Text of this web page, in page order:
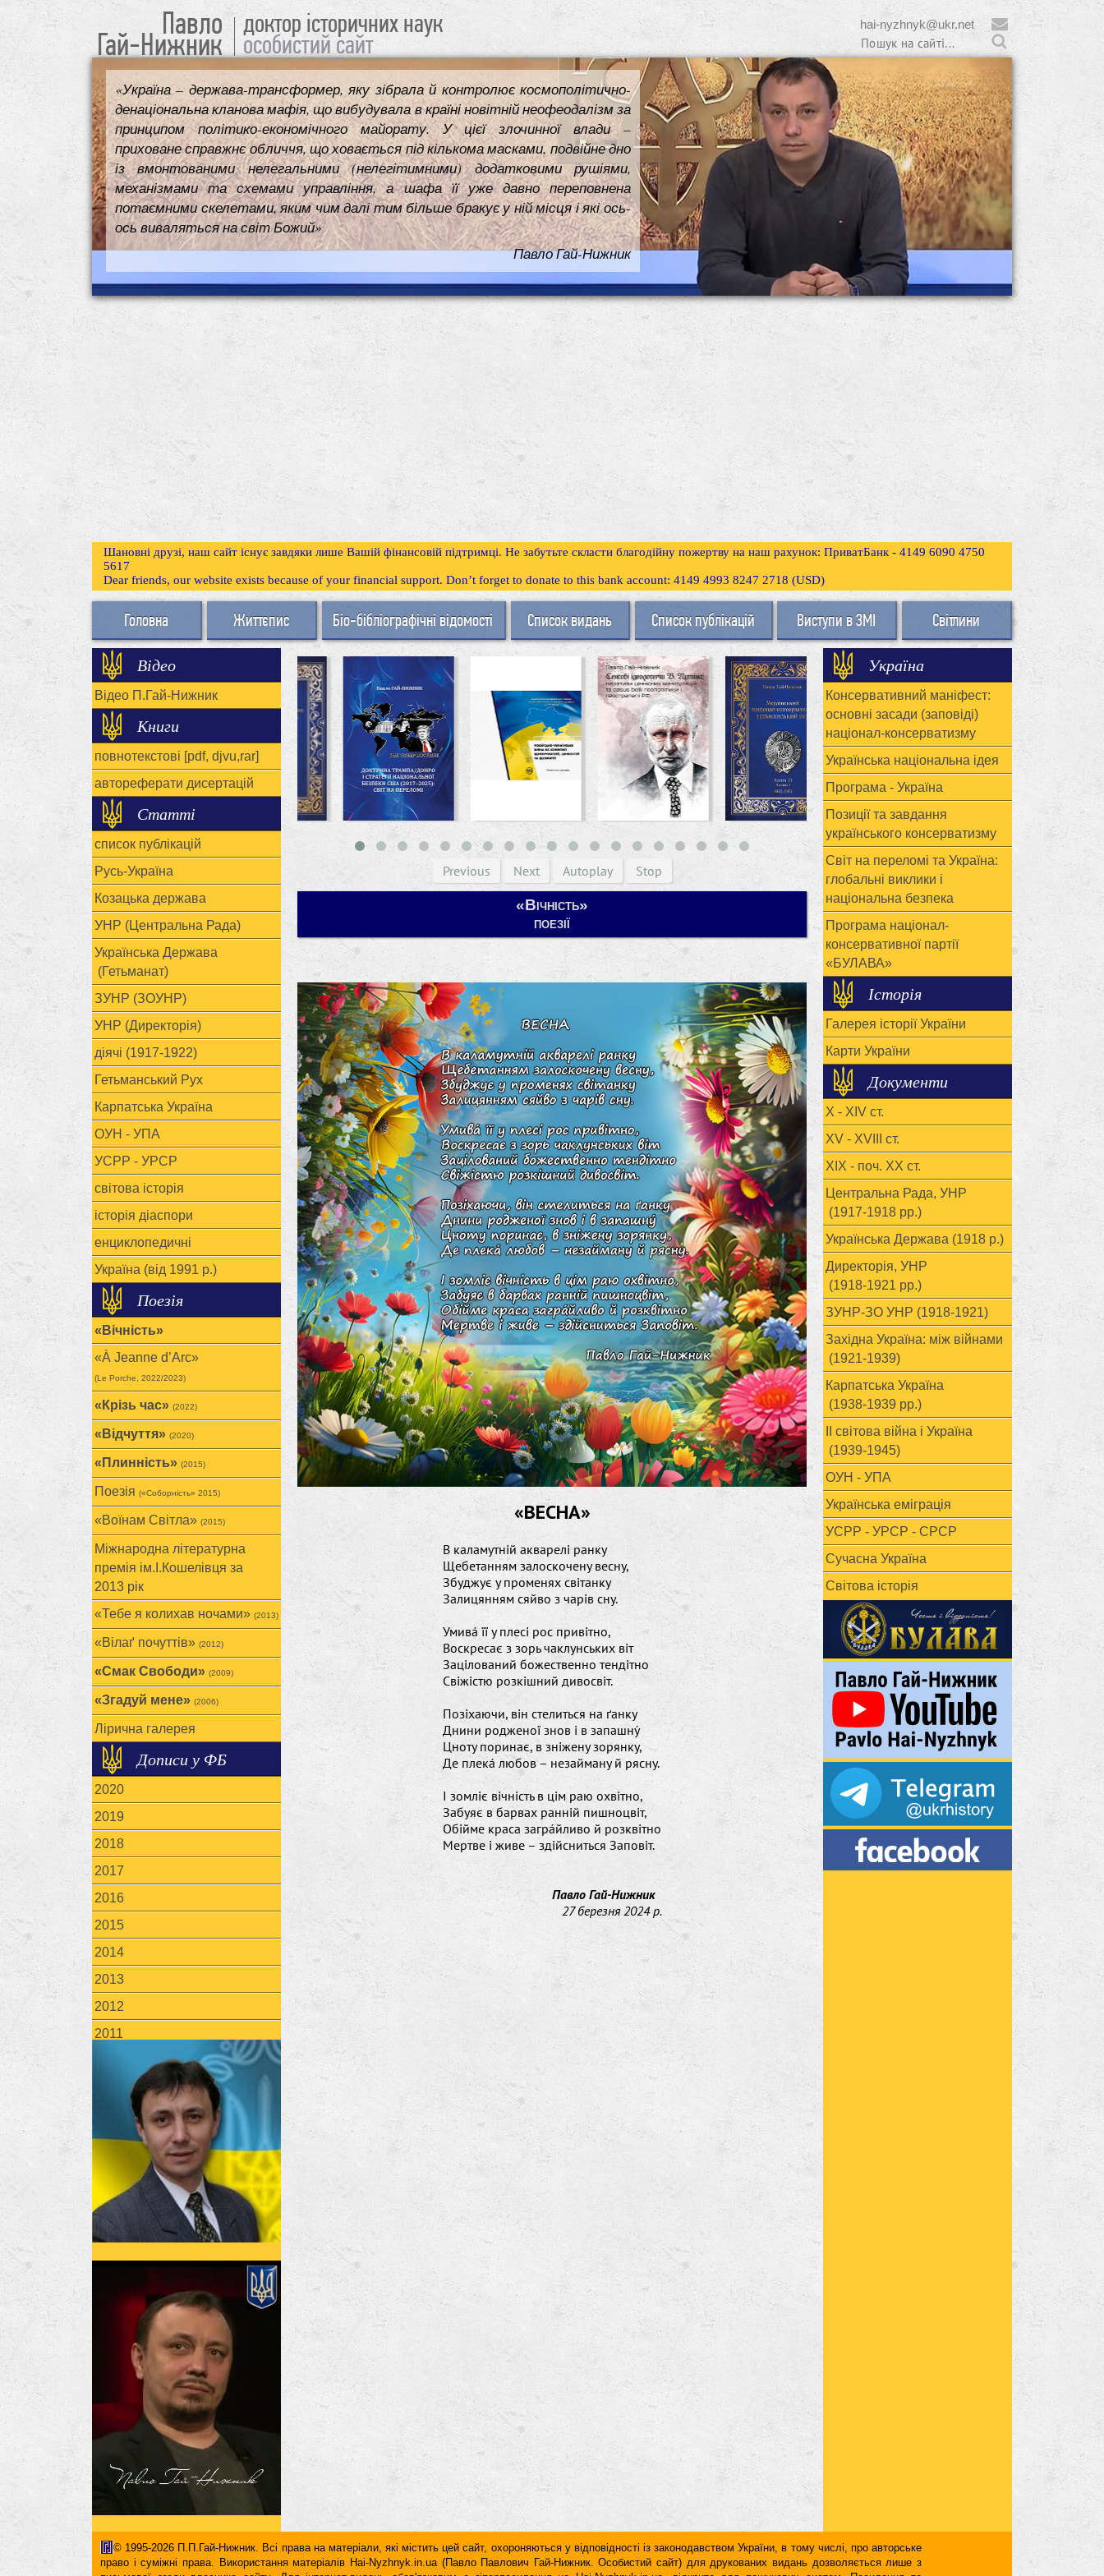
Павло
Гай-Нижник
доктор історичних наук
особистий сайт
hai-nyzhnyk@ukr.net
«Україна – держава-трансформер, яку зібрала й контролює космополітично-
денаціональна кланова мафія, що вибудувала в країні новітній неофеодалізм за
принципом політико-економічного майорату. У цієї злочинної влади –
приховане справжнє обличчя, що ховається під кількома масками, подвійне дно
із вмонтованими нелегальними (нелегітимними) додатковими рушіями,
механізмами та схемами управління, а шафа її уже давно переповнена
потаємними скелетами, яким чим далі тим більше бракує у ній місця і які ось-
ось виваляться на світ Божий»
Павло Гай-Нижник
Шановні друзі, наш сайт існує завдяки лише Вашій фінансовій підтримці. Не забутьте скласти благодійну пожертву на наш рахунок: ПриватБанк - 4149 6090 4750
5617
Dear friends, our website exists because of your financial support. Don’t forget to donate to this bank account: 4149 4993 8247 2718 (USD)
Головна Життєпис Біо-бібліографічні відомості Список видань Список публікацій Виступи в ЗМІ Світлини
Відео
Відео П.Гай-Нижник
Книги
повнотекстові [pdf, djvu,rar]
автореферати дисертацій
Статті
список публікацій
Русь-Україна
Козацька держава
УНР (Центральна Рада)
Українська Держава
(Гетьманат)
ЗУНР (ЗОУНР)
УНР (Директорія)
діячі (1917-1922)
Гетьманський Рух
Карпатська Україна
ОУН - УПА
УСРР - УРСР
світова історія
історія діаспори
енциклопедичні
Україна (від 1991 р.)
Поезія
«Вічність»
«À Jeanne d’Arc»
(Le Porche, 2022/2023)
«Крізь час» (2022)
«Відчуття» (2020)
«Плинність» (2015)
Поезія («Соборність» 2015)
«Воїнам Cвітла» (2015)
Міжнародна літературна
премія ім.І.Кошелівця за
2013 рік
«Тебе я колихав ночами» (2013)
«Вілаґ почуттів» (2012)
«Смак Свободи» (2009)
«Згадуй мене» (2006)
Лірична галерея
Дописи у ФБ
2020
2019
2018
2017
2016
2015
2014
2013
2012
2011
Previous Next Autoplay Stop
«Вічність»
поезії
«ВЕСНА»
В каламутній акварелі ранку
Щебетанням залоскочену весну,
Збуджує у променях світанку
Залицянням сяйво з чарів сну.
Умива́ її у плесі рос привітно,
Воскресає з зорь чаклунських віт
Зацілований божественно тендітно
Свіжістю розкішний дивосвіт.
Позіхаючи, він стелиться на ґанку
Днини родженої знов і в запашну́
Цноту поринає, в зніжену зорянку,
Де плека́ любов – незайману й рясну.
І зомліє вічність в цім раю охвітно,
Забуяє в барвах ранній пишноцвіт,
Обійме краса загра́йливо й розквітно
Мертве і живе – здійсниться Заповіт.
Павло Гай-Нижник
27 березня 2024 р.
Україна
Консервативний маніфест:
основні засади (заповіді)
націонал-консерватизму
Українська національна ідея
Програма - Україна
Позиції та завдання
українського консерватизму
Світ на переломі та Україна:
глобальні виклики і
національна безпека
Програма націонал-
консервативної партії
«БУЛАВА»
Історія
Галерея історії України
Карти України
Документи
X - XIV ст.
XV - XVIII ст.
ХІХ - поч. ХХ ст.
Центральна Рада, УНР
(1917-1918 рр.)
Українська Держава (1918 р.)
Директорія, УНР
(1918-1921 рр.)
ЗУНР-ЗО УНР (1918-1921)
Західна Україна: між війнами
(1921-1939)
Карпатська Україна
(1938-1939 рр.)
ІІ світова війна і Україна
(1939-1945)
ОУН - УПА
Українська еміграція
УСРР - УРСР - СРСР
Сучасна Україна
Світова історія
© 1995-2026 П.П.Гай-Нижник. Всі права на матеріали, які містить цей сайт, охороняються у відповідності із законодавством України, в тому числі, про авторське
право і суміжні права. Використання матерiалiв Hai-Nyzhnyk.in.ua (Павло Павлович Гай-Нижник. Особистий сайт) для друкованих видань дозволяється лише з
письмової згоди власника сайту. Для iнтернет-видань обов'язковим є гiперпосилання на Hai-Nyzhnyk.in.ua, відкрите для пошукових систем. Посилання та
гіперпосилання повинні міститися виключно в першому чи в другому абзаці тексту.
іs